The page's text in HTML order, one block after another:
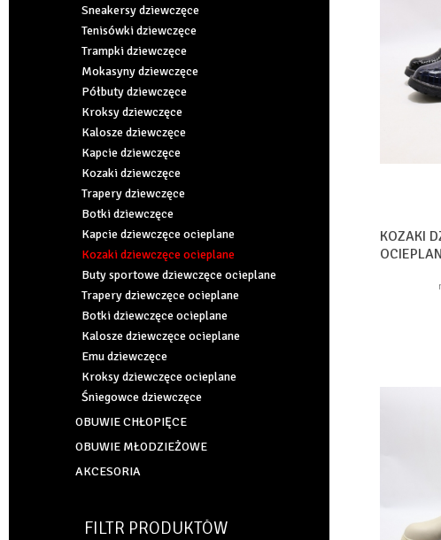
Sneakersy dziewczęce
Tenisówki dziewczęce
Trampki dziewczęce
Mokasyny dziewczęce
Półbuty dziewczęce
Kroksy dziewczęce
Kalosze dziewczęce
Kapcie dziewczęce
Kozaki dziewczęce
Trapery dziewczęce
Botki dziewczęce
Kapcie dziewczęce ocieplane
Kozaki dziewczęce ocieplane
Buty sportowe dziewczęce ocieplane
Trapery dziewczęce ocieplane
Botki dziewczęce ocieplane
Kalosze dziewczęce ocieplane
Emu dziewczęce
Kroksy dziewczęce ocieplane
Śniegowce dziewczęce
OBUWIE CHŁOPIĘCE
OBUWIE MŁODZIEŻOWE
AKCESORIA
FILTR PRODUKTÓW
KOZAKI